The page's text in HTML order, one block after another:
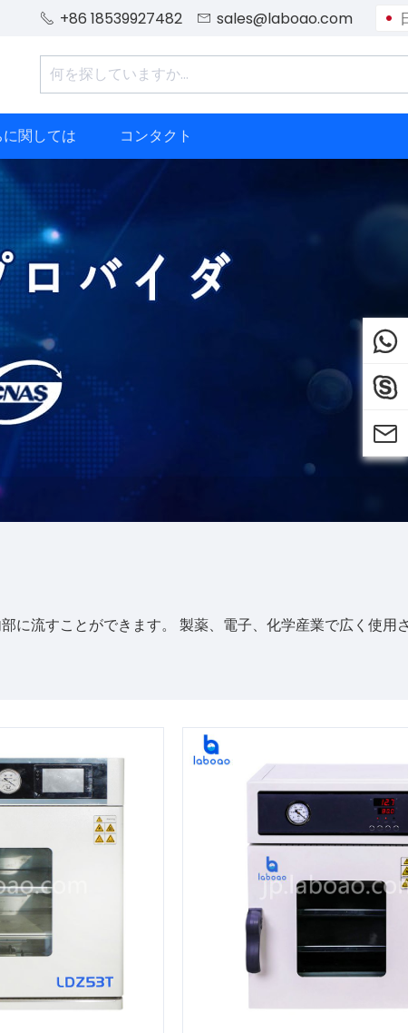
 +86 18539927482  sales@laboao.com
関しては コンタクト
に流すことができます。 製薬、電子、化学産業で広く使用


